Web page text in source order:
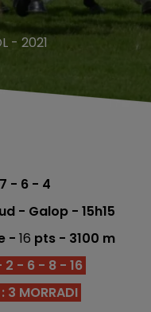
- 2021
- 6 - 4
- Galop - 15h15
- 16 pts - 3100 m
2 - 6 - 8 - 16
MORRADI